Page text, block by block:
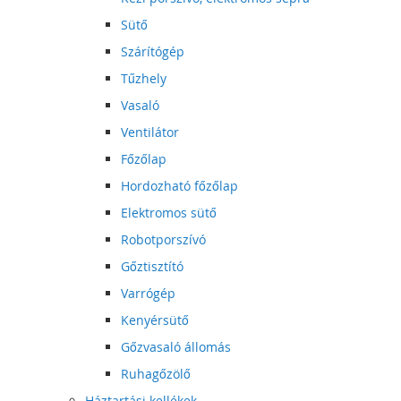
Sütő
Szárítógép
Tűzhely
Vasaló
Ventilátor
Főzőlap
Hordozható főzőlap
Elektromos sütő
Robotporszívó
Gőztisztító
Varrógép
Kenyérsütő
Gőzvasaló állomás
Ruhagőzölő